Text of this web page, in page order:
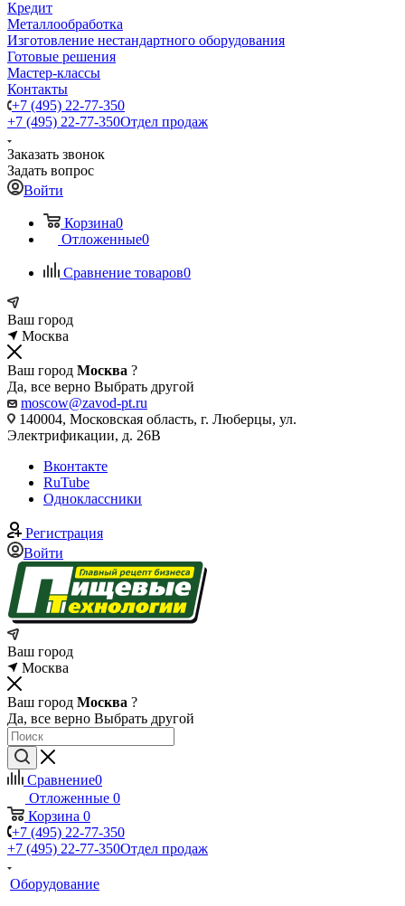
Кредит
Металлообработка
Изготовление нестандартного оборудования
Готовые решения
Мастер-классы
Контакты
+7 (495) 22-77-350
+7 (495) 22-77-350Отдел продаж
Заказать звонок
Задать вопрос
Войти
Корзина0
Отложенные0
Сравнение товаров0
Ваш город
Москва
Ваш город Москва ?
Да, все верно Выбрать другой
moscow@zavod-pt.ru
140004, Московская область, г. Люберцы, ул.
Электрификации, д. 26В
Вконтакте
RuTube
Одноклассники
Регистрация
Войти
Ваш город
Москва
Ваш город Москва ?
Да, все верно Выбрать другой
Сравнение0
Отложенные 0
Корзина 0
+7 (495) 22-77-350
+7 (495) 22-77-350Отдел продаж
Оборудование